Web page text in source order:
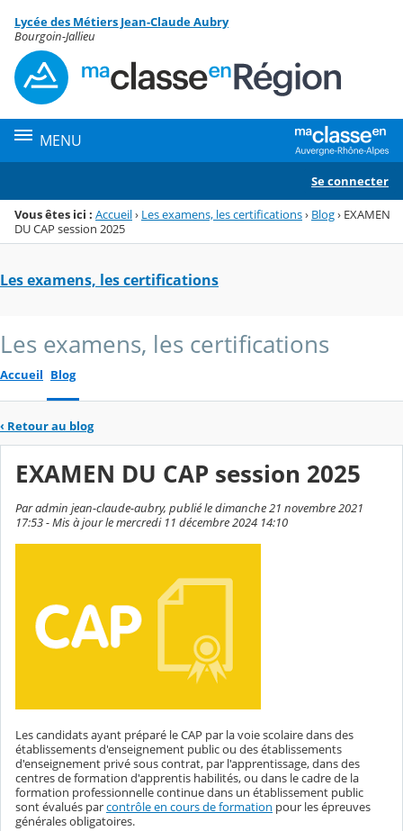
Menu de la rubrique
Contenu
Lycée des Métiers Jean-Claude Aubry
Bourgoin-Jallieu
MENU
Se connecter
Vous êtes ici : Accueil› Les examens, les certifications› Blog› EXAMEN
DU CAP session 2025
Les examens, les certifications
Les examens, les certifications
Accueil Blog
‹ Retour au blog
EXAMEN DU CAP session 2025
Par admin jean-claude-aubry, publié le dimanche 21 novembre 2021
17:53 - Mis à jour le mercredi 11 décembre 2024 14:10
Les candidats ayant préparé le CAP par la voie scolaire dans des
établissements d'enseignement public ou des établissements
d'enseignement privé sous contrat, par l'apprentissage, dans des
centres de formation d'apprentis habilités, ou dans le cadre de la
formation professionnelle continue dans un établissement public
sont évalués parcontrôle en cours de formation pour les épreuves
générales obligatoires.